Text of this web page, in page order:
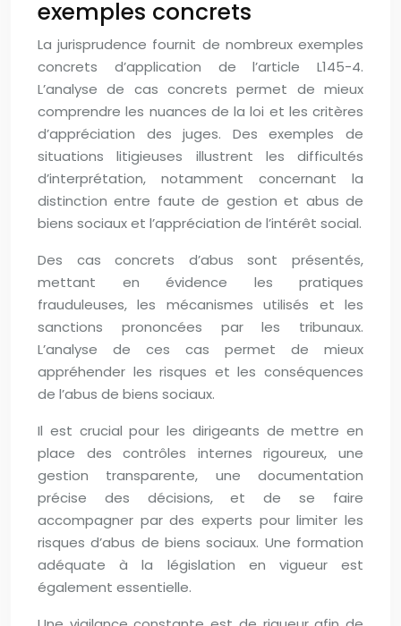
exemples concrets
La jurisprudence fournit de nombreux exemples
concrets d’application de l’article L145-4.
L’analyse de cas concrets permet de mieux
comprendre les nuances de la loi et les critères
d’appréciation des juges. Des exemples de
situations litigieuses illustrent les difficultés
d’interprétation, notamment concernant la
distinction entre faute de gestion et abus de
biens sociaux et l’appréciation de l’intérêt social.
Des cas concrets d’abus sont présentés,
mettant en évidence les pratiques
frauduleuses, les mécanismes utilisés et les
sanctions prononcées par les tribunaux.
L’analyse de ces cas permet de mieux
appréhender les risques et les conséquences
de l’abus de biens sociaux.
Il est crucial pour les dirigeants de mettre en
place des contrôles internes rigoureux, une
gestion transparente, une documentation
précise des décisions, et de se faire
accompagner par des experts pour limiter les
risques d’abus de biens sociaux. Une formation
adéquate à la législation en vigueur est
également essentielle.